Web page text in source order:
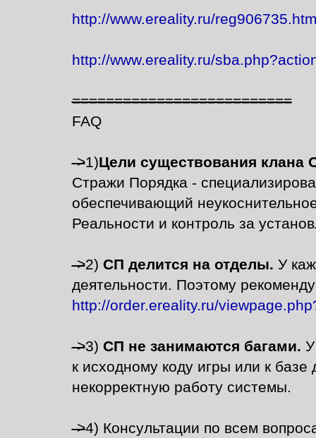
http://www.ereality.ru/
http://www.ereality.ru/
==========================
FAQ
->1)Цели существования клана
Стражи Порядка -
обеспечивающий
Реальности и контроль за
->2) СП делится на отделы. У
деятельности. Поэтому
http://order.ereality.ru/
->3) СП не занимаются багами.
к исходному коду игры или к
некорректную работу системы.
->4) Консультации по всем